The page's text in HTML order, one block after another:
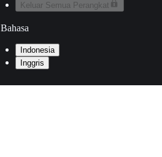
Keluar Semua Perangkat
Bahasa
Indonesia
Inggris